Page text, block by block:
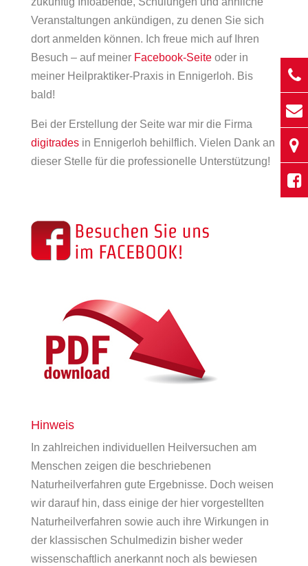
Veranstaltungen ankündigen, zu denen Sie sich
dort anmelden können. Ich freue mich auf Ihren
Besuch – auf meiner Facebook-Seiteoder in
meiner Heilpraktiker-Praxis in Ennigerloh. Bis
bald!
Bei der Erstellung der Seite war mir die Firma
digitradesin Ennigerloh behilflich. Vielen Dank an
dieser Stelle für die professionelle Unterstützung!
Hinweis
In zahlreichen individuellen Heilversuchen am
Menschen zeigen die beschriebenen
Naturheilverfahren gute Ergebnisse. Doch weisen
wir darauf hin, dass einige der hier vorgestellten
Naturheilverfahren sowie auch ihre Wirkungen in
der klassischen Schulmedizin bisher weder
wissenschaftlich anerkannt noch als bewiesen